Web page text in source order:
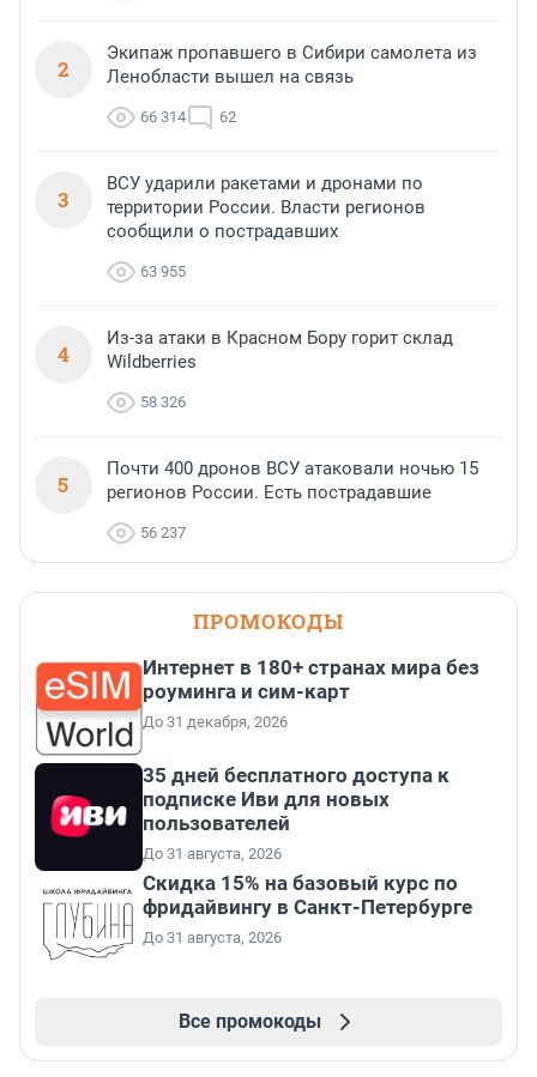
2
Экипаж пропавшего в Сибири самолета из
Ленобласти вышел на связь
66 314 62
3
ВСУ ударили ракетами и дронами по
территории России. Власти регионов
сообщили о пострадавших
63 955
4
Из-за атаки в Красном Бору горит склад
Wildberries
58 326
5
Почти 400 дронов ВСУ атаковали ночью 15
регионов России. Есть пострадавшие
56 237
ПРОМОКОДЫ
Интернет в 180+ странах мира без
роуминга и сим-карт
До 31 декабря, 2026
35 дней бесплатного доступа к
подписке Иви для новых
пользователей
До 31 августа, 2026
Скидка 15% на базовый курс по
фридайвингу в Санкт-Петербурге
До 31 августа, 2026
Все промокоды